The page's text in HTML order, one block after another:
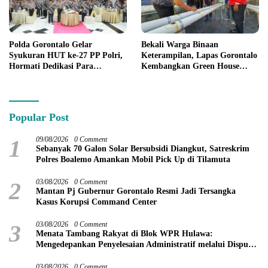
Polda Gorontalo Gelar
Syukuran HUT ke-27 PP Polri,
Hormati Dedikasi Para
Bekali Warga Binaan
Keterampilan, Lapas Gorontalo
Kembangkan Green House
Popular Post
1 09/08/2026 0 Comment
Sebanyak 70 Galon Solar Bersubsidi Diangkut, Satreskrim
Polres Boalemo Amankan Mobil Pick Up di Tilamuta
2 03/08/2026 0 Comment
Mantan Pj Gubernur Gorontalo Resmi Jadi Tersangka
Kasus Korupsi Command Center
3 03/08/2026 0 Comment
Menata Tambang Rakyat di Blok WPR Hulawa:
Mengedepankan Penyelesaian Administratif melalui Dispute